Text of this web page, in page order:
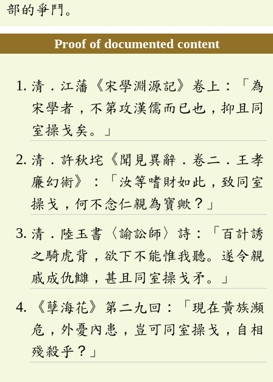
部的爭鬥。
Proof of documented content
清．江藩《宋學淵源記》卷上：「為
宋學者，不第攻漢儒而已也，抑且同
室操戈矣。」
清．許秋垞《聞見異辭．卷二．王孝
廉幻術》：「汝等嗜財如此，致同室
操戈，何不念仁親為寶歟？」
清．陸玉書〈諭訟師〉詩：「百計誘
之騎虎背，欲下不能惟我聽。遂令親
戚成仇讎，甚且同室操戈矛。」
《孽海花》第二九回：「現在黃族瀕
危，外憂內患，豈可同室操戈，自相
殘殺乎？」